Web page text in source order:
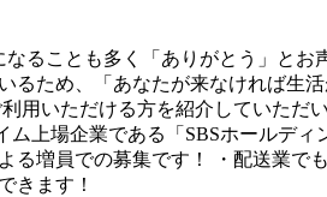
ることも多く「ありがとう」と
ため、「あなたが来なければ生
用いただける方を紹介していただ
上場企業である「SBSホールデ
増員での募集です！ ・配送業で
きます！